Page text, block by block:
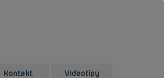
Kontakt Videotipy